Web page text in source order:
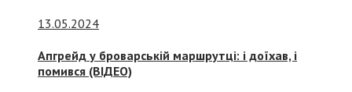
13.05.2024
Апгрейд у броварській маршрутці: і доїхав, і
помився (ВІДЕО)